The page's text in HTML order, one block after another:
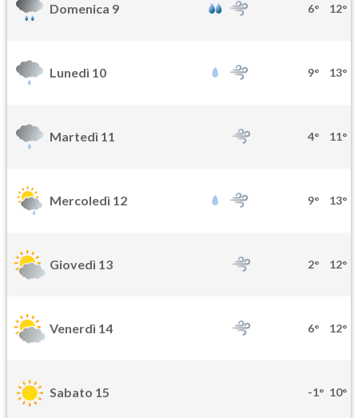
Domenica 9 6° 12°
Lunedì 10 9° 13°
Martedì 11 4° 11°
Mercoledì 12 9° 13°
Giovedì 13 2° 12°
Venerdì 14 6° 12°
Sabato 15 -1° 10°